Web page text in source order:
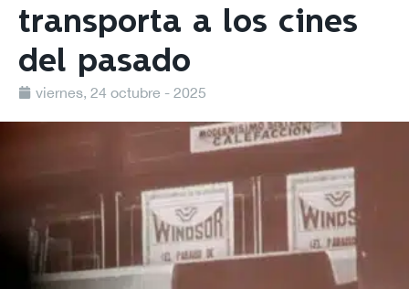
transporta a los cines
del pasado
viernes, 24 octubre - 2025